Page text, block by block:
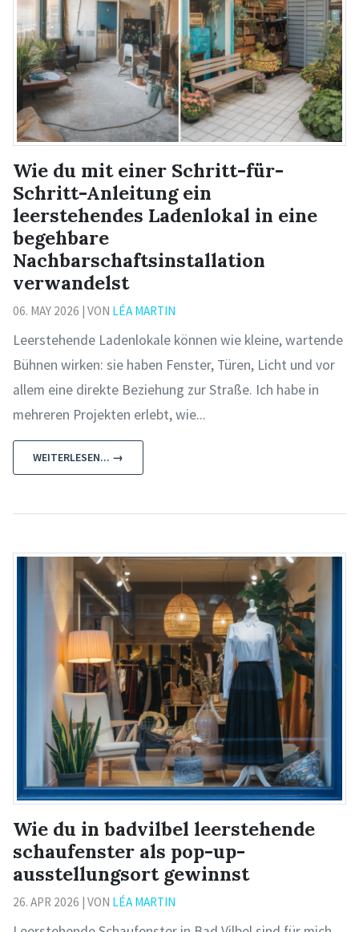
Wie du mit einer Schritt-für-
Schritt-Anleitung ein
leerstehendes Ladenlokal in eine
begehbare
Nachbarschaftsinstallation
verwandelst
06. MAY 2026 | VON LÉA MARTIN
Leerstehende Ladenlokale können wie kleine, wartende
Bühnen wirken: sie haben Fenster, Türen, Licht und vor
allem eine direkte Beziehung zur Straße. Ich habe in
mehreren Projekten erlebt, wie...
WEITERLESEN... →
Wie du in badvilbel leerstehende
schaufenster als pop-up-
ausstellungsort gewinnst
26. APR 2026 | VON LÉA MARTIN